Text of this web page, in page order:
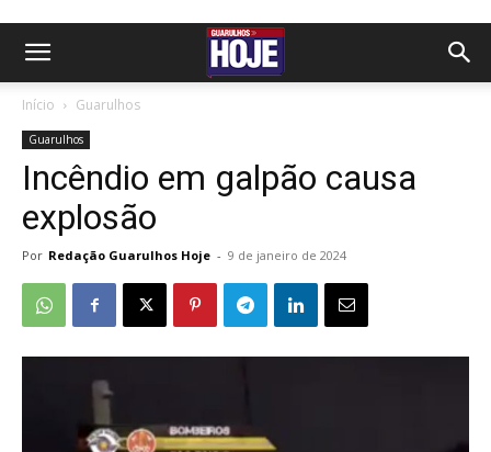
Início Guarulhos
Guarulhos
Incêndio em galpão causa
explosão
Por Redação Guarulhos Hoje - 9 de janeiro de 2024